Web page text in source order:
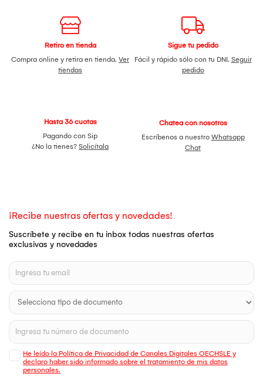
Retiro en tienda
Compra online y retira en tienda. Ver
tiendas
Sigue tu pedido
Fácil y rápido sólo con tu DNI. Seguir
pedido
Hasta 36 cuotas
Pagando con Sip
¿No la tienes? Solicítala
Chatea con nosotros
Escríbenos a nuestro Whatsapp
Chat
¡Recibe nuestras ofertas y novedades!
Suscríbete y recibe en tu inbox todas nuestras ofertas
exclusivas y novedades
He leído la Política de Privacidad de Canales Digitales OECHSLE y
declaro haber sido informado sobre el tratamiento de mis datos
personales.